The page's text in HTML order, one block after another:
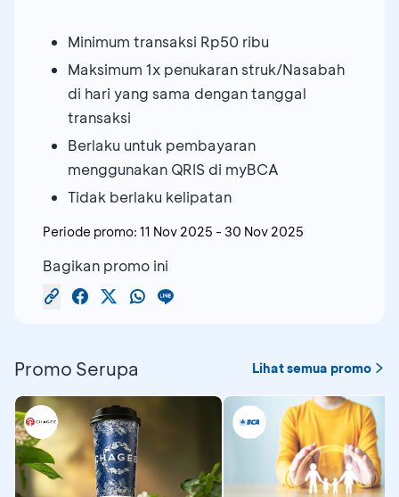
Minimum transaksi Rp50 ribu
Maksimum 1x penukaran struk/Nasabah
di hari yang sama dengan tanggal
transaksi
Berlaku untuk pembayaran
menggunakan QRIS di myBCA
Tidak berlaku kelipatan
Periode promo: 11 Nov 2025 - 30 Nov 2025
Bagikan promo ini
Promo Serupa Lihat semua promo